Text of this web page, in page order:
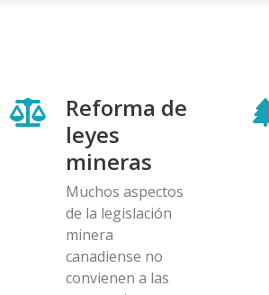
Reforma de
leyes
mineras
Muchos aspectos
de la legislación
minera
canadiense no
convienen a las